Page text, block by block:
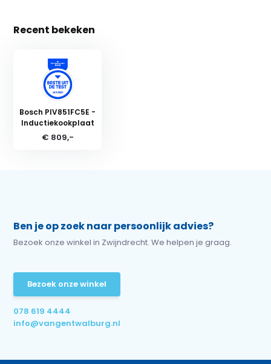
Recent bekeken
Bosch PIV851FC5E -
Inductiekookplaat
€ 809,-
Ben je op zoek naar persoonlijk advies?
Bezoek onze winkel in Zwijndrecht. We helpen je graag.
Bezoek onze winkel
078 619 4444
info@vangentwalburg.nl